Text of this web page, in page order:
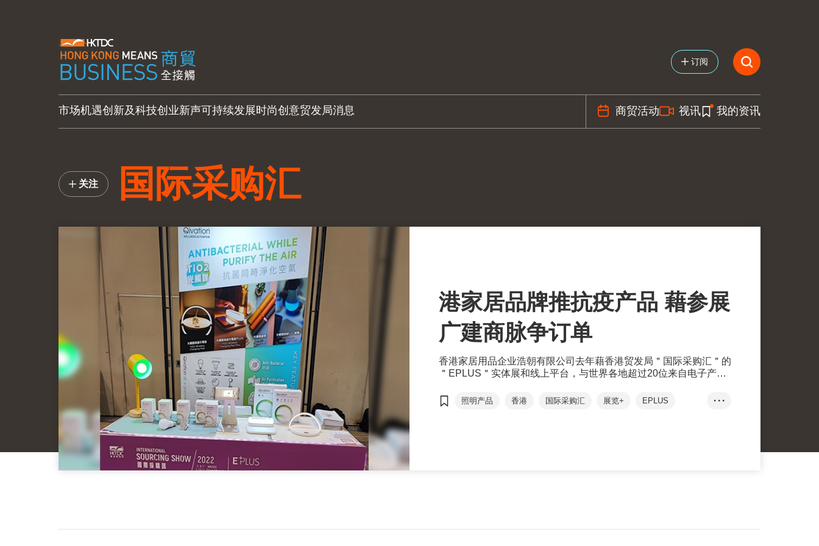
订阅
市场机遇创新及科技创业新声可持续发展时尚创意贸发局消息 商贸活动 视讯 我的资讯
国际采购汇
关注
港家居品牌推抗疫产品 藉参展
广建商脉争订单
香港家居用品企业浩朝有限公司去年藉香港贸发局＂国际采购汇＂的
＂EPLUS＂实体展和线上平台，与世界各地超过20位来自电子产
的买家会下单购买，同时亦有望与不同业界合作推出联乘抗菌产品。
照明产品 香港 国际采购汇 展览+
EPLUS
• • •